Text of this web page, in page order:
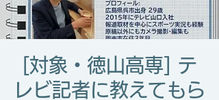
[対象・徳山高専] テ
レビ記者に教えてもら